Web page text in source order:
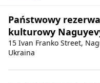
Państwowy
kulturowy
15 Ivan Franko Street,
Ukraina